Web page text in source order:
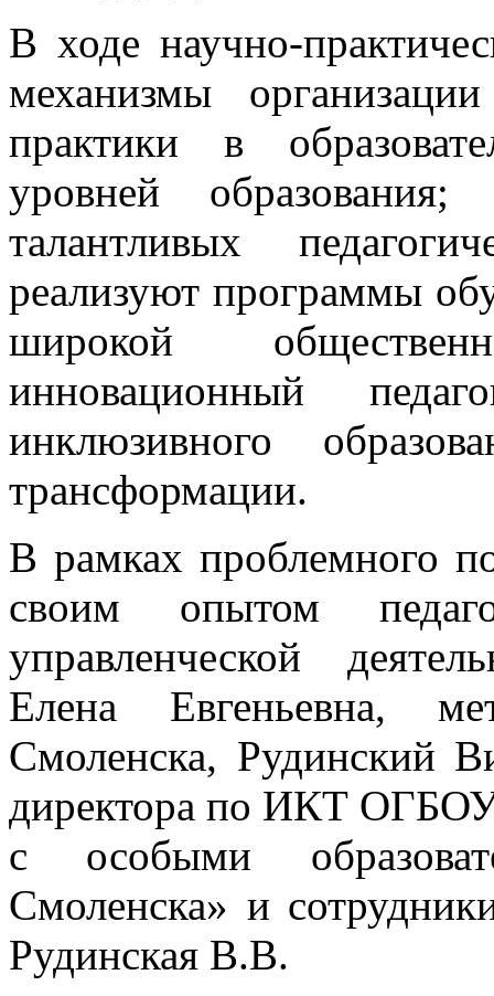
В ходе научно-
механизмы
практики в
уровней
талантливых
реализуют программы
широкой
инновационный
инклюзивного
трансформации.
В рамках проблемного
своим опытом
управленческой
Елена Евгеньевна,
Смоленска, Рудинский
директора по ИКТ ОГБОУ
с особыми
Смоленска» и
Рудинская В.В.